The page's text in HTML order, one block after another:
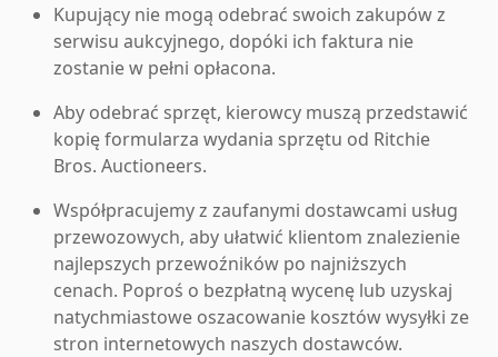
Kupujący nie mogą odebrać swoich zakupów z
serwisu aukcyjnego, dopóki ich faktura nie
zostanie w pełni opłacona.
Aby odebrać sprzęt, kierowcy muszą przedstawić
kopię formularza wydania sprzętu od Ritchie
Bros. Auctioneers.
Współpracujemy z zaufanymi dostawcami usług
przewozowych, aby ułatwić klientom znalezienie
najlepszych przewoźników po najniższych
cenach. Poproś o bezpłatną wycenę lub uzyskaj
natychmiastowe oszacowanie kosztów wysyłki ze
stron internetowych naszych dostawców.